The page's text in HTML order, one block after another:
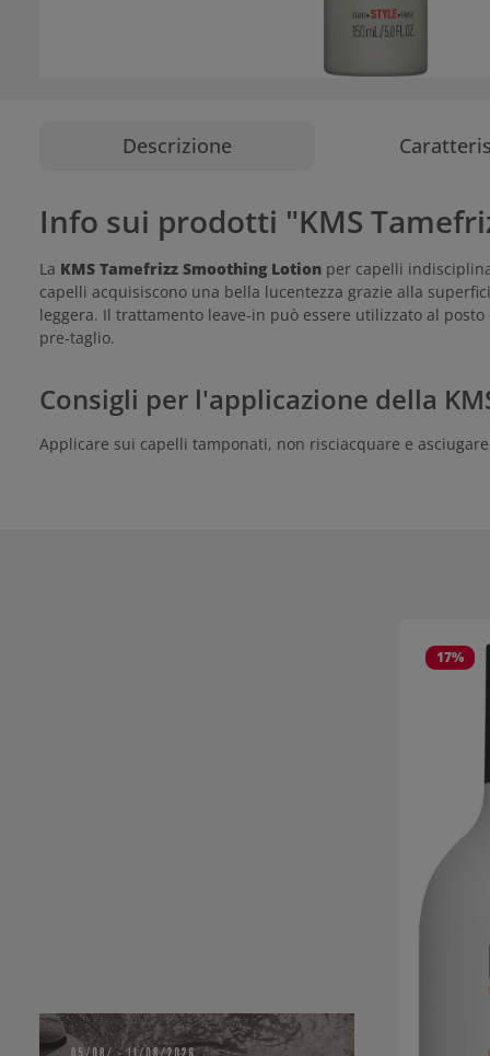
Descrizione
Info sui prodotti "KMS
La KMS Tamefrizz Smoothing Lotion per capelli
capelli acquisiscono una bella lucentezza grazie alla
leggera. Il trattamento leave-in può essere utilizzato al
pre-taglio.
Consigli per l'applicazione della
Applicare sui capelli tamponati, non risciacquare e
17%